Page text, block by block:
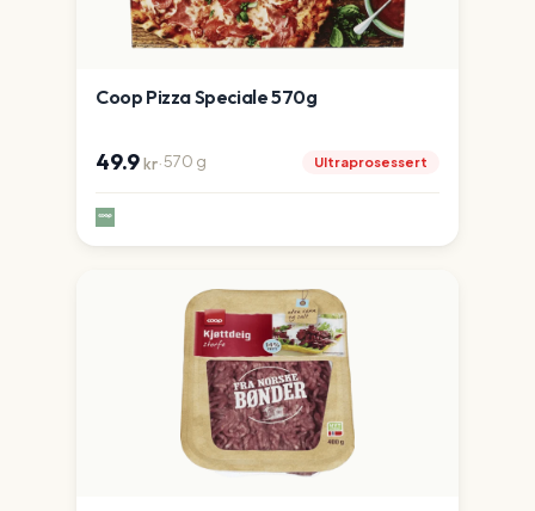
Coop Pizza Speciale 570g
49.9kr·570 g Ultraprosessert